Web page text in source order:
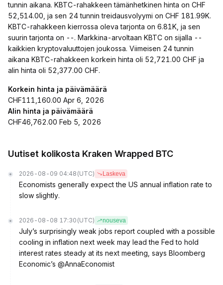
tunnin aikana. KBTC-rahakkeen tämänhetkinen hinta on CHF
52,514.00, ja sen 24 tunnin treidausvolyymi on CHF 181.99K.
KBTC-rahakkeen kierrossa oleva tarjonta on 6.81K, ja sen
suurin tarjonta on --. Markkina-arvoltaan KBTC on sijalla --
kaikkien kryptovaluuttojen joukossa. Viimeisen 24 tunnin
aikana KBTC-rahakkeen korkein hinta oli 52,721.00 CHF ja
alin hinta oli 52,377.00 CHF.
Korkein hinta ja päivämäärä
CHF111,160.00 Apr 6, 2026
Alin hinta ja päivämäärä
CHF46,762.00 Feb 5, 2026
Uutiset kolikosta Kraken Wrapped BTC
2026-08-09 04:48 (UTC) Laskeva
Economists generally expect the US annual inflation rate to
slow slightly.
2026-08-08 17:30 (UTC) nouseva
July’s surprisingly weak jobs report coupled with a possible
cooling in inflation next week may lead the Fed to hold
interest rates steady at its next meeting, says Bloomberg
Economic’s @AnnaEconomist